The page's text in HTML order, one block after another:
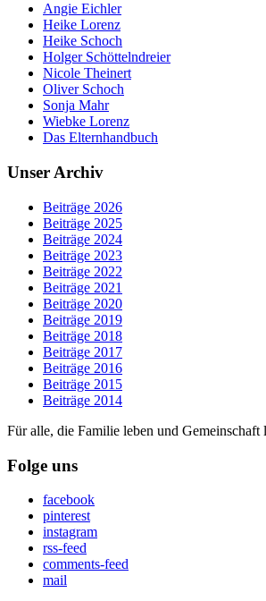
Angie Eichler
Heike Lorenz
Heike Schoch
Holger Schöttelndreier
Nicole Theinert
Oliver Schoch
Sonja Mahr
Wiebke Lorenz
Das Elternhandbuch
Unser Archiv
Beiträge 2026
Beiträge 2025
Beiträge 2024
Beiträge 2023
Beiträge 2022
Beiträge 2021
Beiträge 2020
Beiträge 2019
Beiträge 2018
Beiträge 2017
Beiträge 2016
Beiträge 2015
Beiträge 2014
Für alle, die Familie leben und Gemeinschaft
Folge uns
facebook
pinterest
instagram
rss-feed
comments-feed
mail